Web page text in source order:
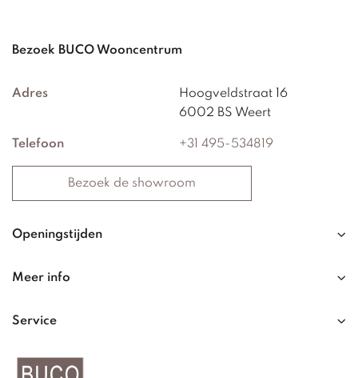
Bezoek BUCO Wooncentrum
Adres
Hoogveldstraat 16
6002 BS Weert
Telefoon +31 495-534819
Bezoek de showroom
Openingstijden
Meer info
Service